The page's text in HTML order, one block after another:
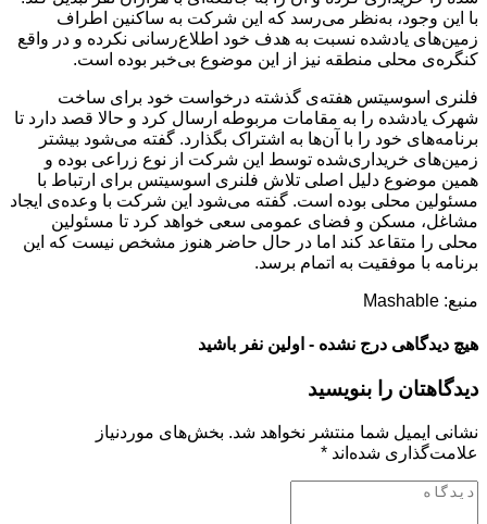
با این وجود، به‌نظر می‌رسد که این شرکت به ساکنین اطراف
زمین‌های یادشده نسبت به هدف خود اطلاع‌رسانی نکرده و در واقع
کنگره‌ی محلی منطقه نیز از این موضوع بی‌خبر بوده است.
فلنری اسوسیتس هفته‌ی گذشته درخواست خود برای ساخت
شهرک یادشده را به مقامات مربوطه ارسال کرد و حالا قصد دارد تا
برنامه‌های خود را با آن‌ها به اشتراک بگذارد. گفته می‌شود بیشتر
زمین‌های خریداری‌شده توسط این شرکت از نوع زراعی بوده و
همین موضوع دلیل اصلی تلاش فلنری اسوسیتس برای ارتباط با
مسئولین محلی بوده است. گفته می‌شود این شرکت با وعده‌ی ایجاد
مشاغل، مسکن و فضای عمومی سعی خواهد کرد تا مسئولین
محلی را متقاعد کند اما در حال حاضر هنوز مشخص نیست که این
برنامه با موفقیت به اتمام برسد.
منبع: Mashable
هیچ دیدگاهی درج نشده - اولین نفر باشید
دیدگاهتان را بنویسید
نشانی ایمیل شما منتشر نخواهد شد. بخش‌های موردنیاز
علامت‌گذاری شده‌اند *